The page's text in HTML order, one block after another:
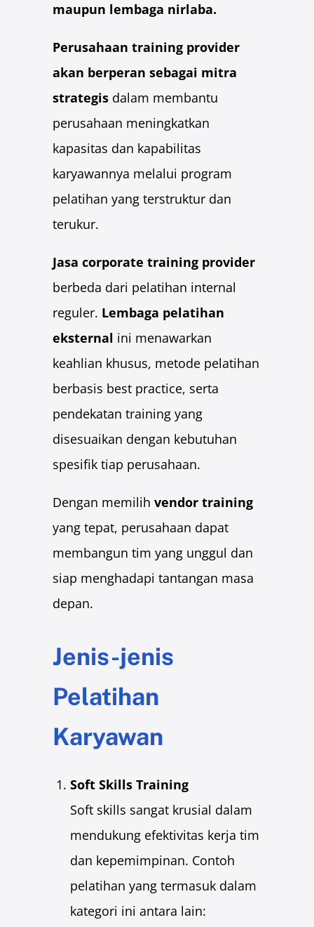
maupun lembaga nirlaba.
Perusahaan training provider
akan berperan sebagai mitra
strategisdalam membantu
perusahaan meningkatkan
kapasitas dan kapabilitas
karyawannya melalui program
pelatihan yang terstruktur dan
terukur.
Jasa corporate training provider
berbeda dari pelatihan internal
reguler. Lembaga pelatihan
eksternal ini menawarkan
keahlian khusus, metode pelatihan
berbasis best practice, serta
pendekatan training yang
disesuaikan dengan kebutuhan
spesifik tiap perusahaan.
Dengan memilih vendor training
yang tepat, perusahaan dapat
membangun tim yang unggul dan
siap menghadapi tantangan masa
depan.
Jenis-jenis
Pelatihan
Karyawan
Soft Skills Training
Soft skills sangat krusial dalam
mendukung efektivitas kerja tim
dan kepemimpinan. Contoh
pelatihan yang termasuk dalam
kategori ini antara lain: